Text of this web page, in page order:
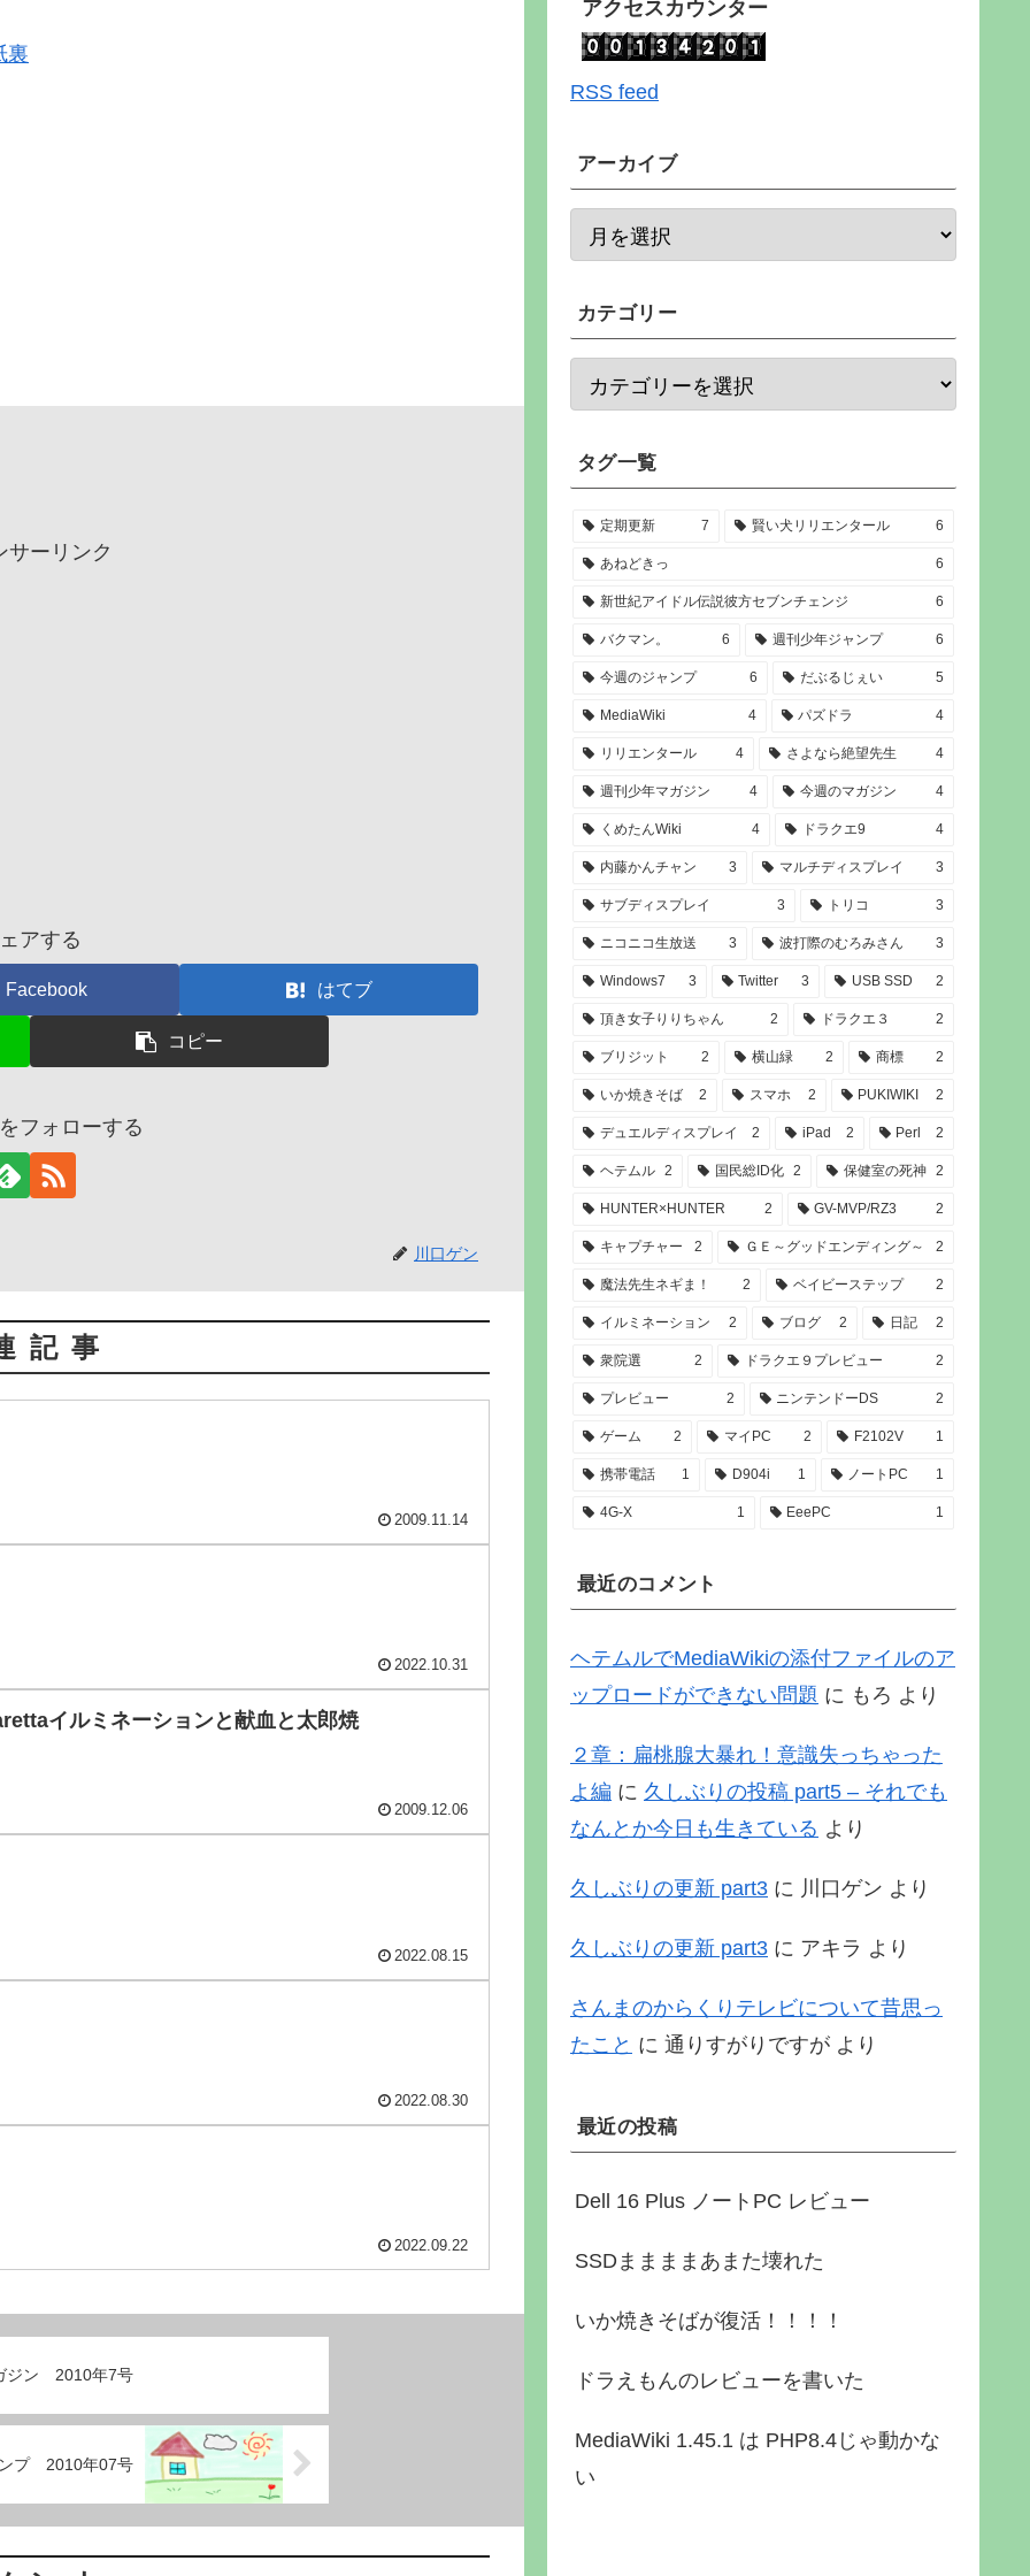
サーリンク
アする
Facebook はてブ
コピー
フォローする
川口ゲン
記事
2009.11.14
2022.10.31
イルミネーションと献血と太郎焼
2009.12.06
2022.08.15
2022.08.30
2022.09.22
ジン 2010年7号
プ 2010年07号
アクセスカウンター
RSS feed
アーカイブ
カテゴリー
タグ一覧
定期更新 7 賢い犬リリエンタール 6
あねどきっ 6
新世紀アイドル伝説彼方セブンチェンジ 6
バクマン。 6 週刊少年ジャンプ 6
今週のジャンプ 6 だぶるじぇい 5
MediaWiki 4 パズドラ 4
リリエンタール 4 さよなら絶望先生 4
週刊少年マガジン 4 今週のマガジン 4
くめたんWiki 4 ドラクエ9 4
内藤かんチャン 3 マルチディスプレイ 3
サブディスプレイ 3 トリコ 3
ニコニコ生放送 3 波打際のむろみさん 3
Windows7 3 Twitter 3 USB SSD 2
頂き女子りりちゃん 2 ドラクエ３ 2
ブリジット 2 横山緑 2 商標 2
いか焼きそば 2 スマホ 2 PUKIWIKI 2
デュエルディスプレイ 2 iPad 2 Perl 2
ヘテムル 2 国民総ID化 2 保健室の死神 2
HUNTER×HUNTER 2 GV-MVP/RZ3 2
キャプチャー 2 ＧＥ～グッドエンディング～ 2
魔法先生ネギま！ 2 ベイビーステップ 2
イルミネーション 2 ブログ 2 日記 2
衆院選 2 ドラクエ９プレビュー 2
プレビュー 2 ニンテンドーDS 2
ゲーム 2 マイPC 2 F2102V 1
携帯電話 1 D904i 1 ノートPC 1
4G-X 1 EeePC 1
最近のコメント
ヘテムルでMediaWikiの添付ファイルのア
ップロードができない問題 に もろ より
２章：扁桃腺大暴れ！意識失っちゃった
よ編 に 久しぶりの投稿 part5 – それでも
なんとか今日も生きている より
久しぶりの更新 part3 に 川口ゲン より
久しぶりの更新 part3 に アキラ より
さんまのからくりテレビについて昔思っ
たこと に 通りすがりですが より
最近の投稿
Dell 16 Plus ノートPC レビュー
SSDままままあまた壊れた
いか焼きそばが復活！！！！
ドラえもんのレビューを書いた
MediaWiki 1.45.1 は PHP8.4じゃ動かな
い